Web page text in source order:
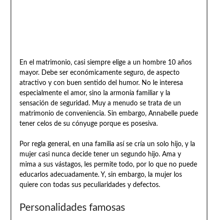
En el matrimonio, casi siempre elige a un hombre 10 años
mayor. Debe ser económicamente seguro, de aspecto
atractivo y con buen sentido del humor. No le interesa
especialmente el amor, sino la armonía familiar y la
sensación de seguridad. Muy a menudo se trata de un
matrimonio de conveniencia. Sin embargo, Annabelle puede
tener celos de su cónyuge porque es posesiva.
Por regla general, en una familia así se cría un solo hijo, y la
mujer casi nunca decide tener un segundo hijo. Ama y
mima a sus vástagos, les permite todo, por lo que no puede
educarlos adecuadamente. Y, sin embargo, la mujer los
quiere con todas sus peculiaridades y defectos.
Personalidades famosas